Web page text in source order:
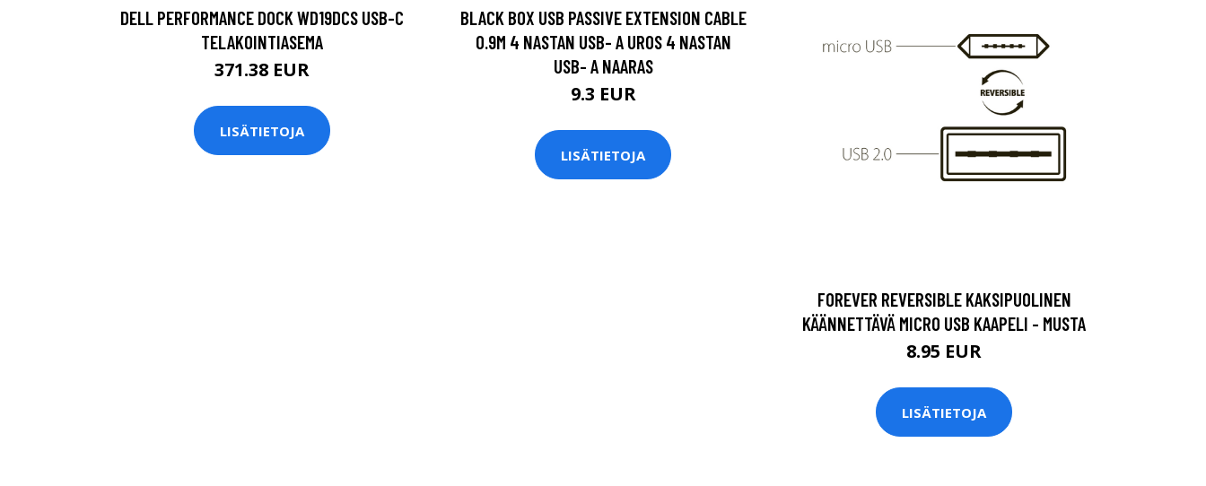
DELL PERFORMANCE DOCK WD19DCS USB-C
TELAKOINTIASEMA
371.38 EUR
LISÄTIETOJA
BLACK BOX USB PASSIVE EXTENSION CABLE
0.9M 4 NASTAN USB- A UROS 4 NASTAN
USB- A NAARAS
9.3 EUR
LISÄTIETOJA
FOREVER REVERSIBLE KAKSIPUOLINEN
KÄÄNNETTÄVÄ MICRO USB KAAPELI - MUSTA
8.95 EUR
LISÄTIETOJA